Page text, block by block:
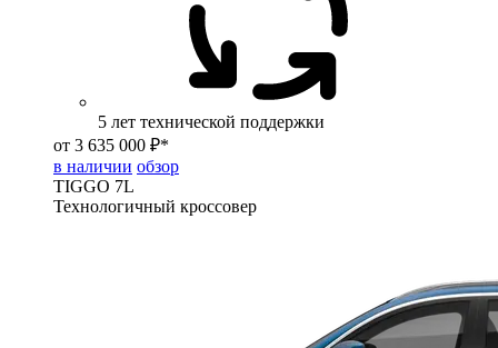
5 лет технической поддержки
от 3 635 000 ₽*
в наличии обзор
TIGGO 7L
Технологичный кроссовер